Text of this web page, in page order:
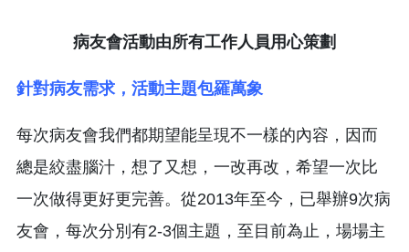
病友會活動由所有工作人員用心策劃
針對病友需求，活動主題包羅萬象
每次病友會我們都期望能呈現不一樣的內容，因而
總是絞盡腦汁，想了又想，一改再改，希望一次比
一次做得更好更完善。從2013年至今，已舉辦9次病
友會，每次分別有2-3個主題，至目前為止，場場主